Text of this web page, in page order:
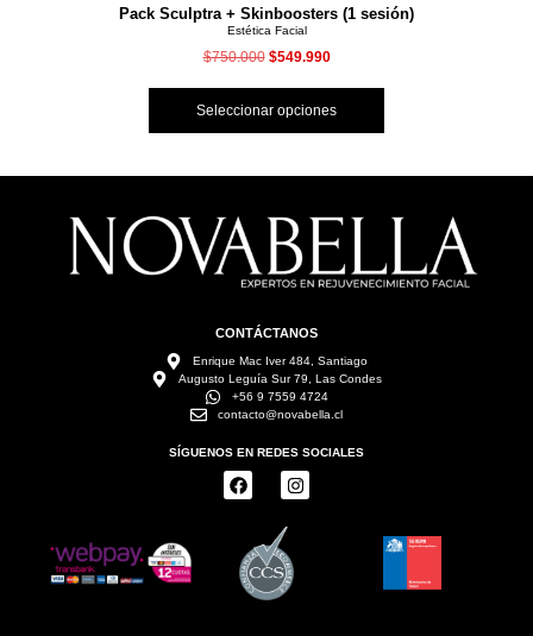
Pack Sculptra + Skinboosters (1 sesión)
Estética Facial
$750.000 $549.990
Seleccionar opciones
CONTÁCTANOS
Enrique Mac Iver 484, Santiago
Augusto Leguía Sur 79, Las Condes
+56 9 7559 4724
contacto@novabella.cl
SÍGUENOS EN REDES SOCIALES